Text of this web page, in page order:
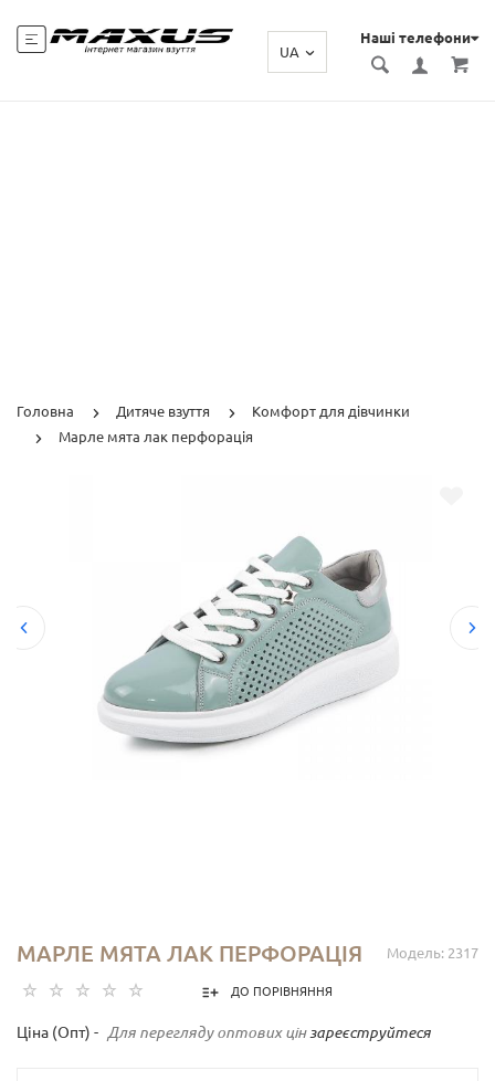
Наші телефони
UA
Головна Дитяче взуття
Комфорт для дівчинки
Марле мята лак перфорація
Модель: 2317
МАРЛЕ МЯТА ЛАК ПЕРФОРАЦІЯ
ДО ПОРІВНЯННЯ
Ціна (Опт) - Для перегляду оптових цін зареєструйтеся